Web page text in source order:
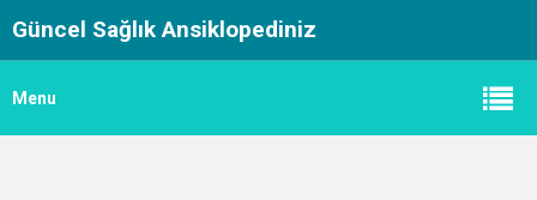
Güncel Sağlık Ansiklopediniz
Menu